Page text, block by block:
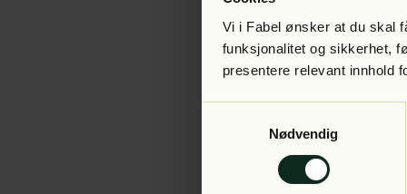
Vi i Fabel ønsker at du skal
funksjonalitet og sikkerhet,
presentere relevant innhold
Nødvendig
Application